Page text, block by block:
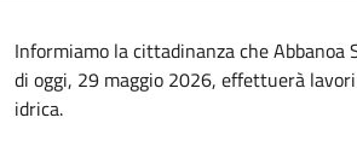
Informiamo la cittadinanza che Abbanoa
di oggi, 29 maggio 2026, effettuerà
idrica.